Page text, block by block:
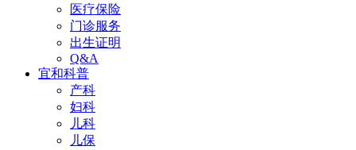
医疗保险
门诊服务
出生证明
Q&A
宜和科普
产科
妇科
儿科
儿保